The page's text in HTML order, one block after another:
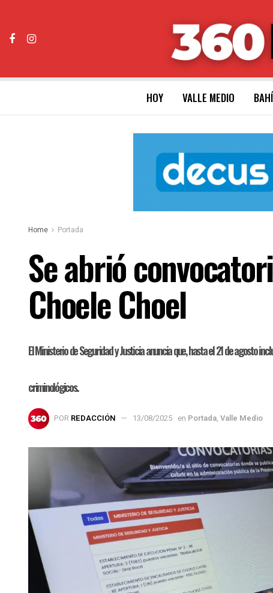
HOY VALLE MEDIO
Home Portada
Se abrió
Choele Choel
El Ministerio de Seguridad y Justicia anuncia que, hasta el 21 de agosto
criminológicos.
POR REDACCIÓN 13/08/2025 en Portada, Valle Medio